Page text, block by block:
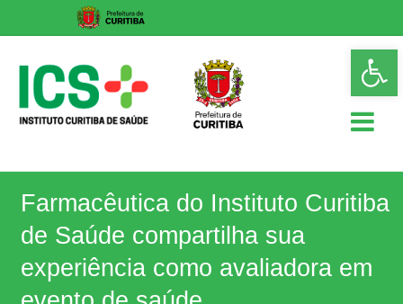
content
ICS
Instituto
de
Farmacêutica do Instituto Curitiba
de Saúde compartilha sua
experiência como avaliadora em